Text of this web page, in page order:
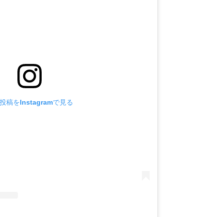
稿をInstagramで見る